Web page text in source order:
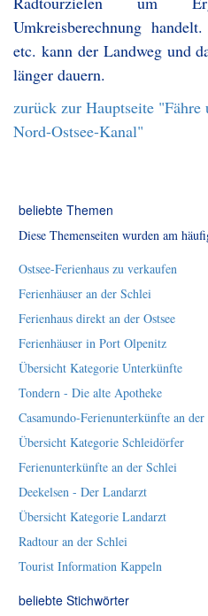
Umkreisberechnung
etc. kann der Landweg und
länger dauern.
zurück zur Hauptseite
Nord-Ostsee-Kanal"
beliebte Themen
Diese Themenseiten wurden am
Ostsee-Ferienhaus zu verkaufen
Ferienhäuser an der Schlei
Ferienhaus direkt an der Ostsee
Ferienhäuser in Port Olpenitz
Übersicht Kategorie Unterkünfte
Tondern - Die alte Apotheke
Casamundo-Ferienunterkünfte an
Übersicht Kategorie Schleidörfer
Ferienunterkünfte an der Schlei
Deekelsen - Der Landarzt
Übersicht Kategorie Landarzt
Radtour an der Schlei
Tourist Information Kappeln
beliebte Stichwörter